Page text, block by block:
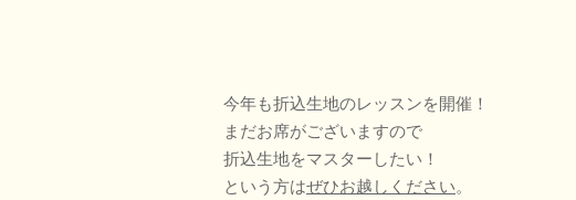
今年も折込生地のレッスンを開催！
まだお席がございますので
折込生地をマスターしたい！
という方はぜひお越しください。